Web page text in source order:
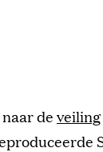
deveiling